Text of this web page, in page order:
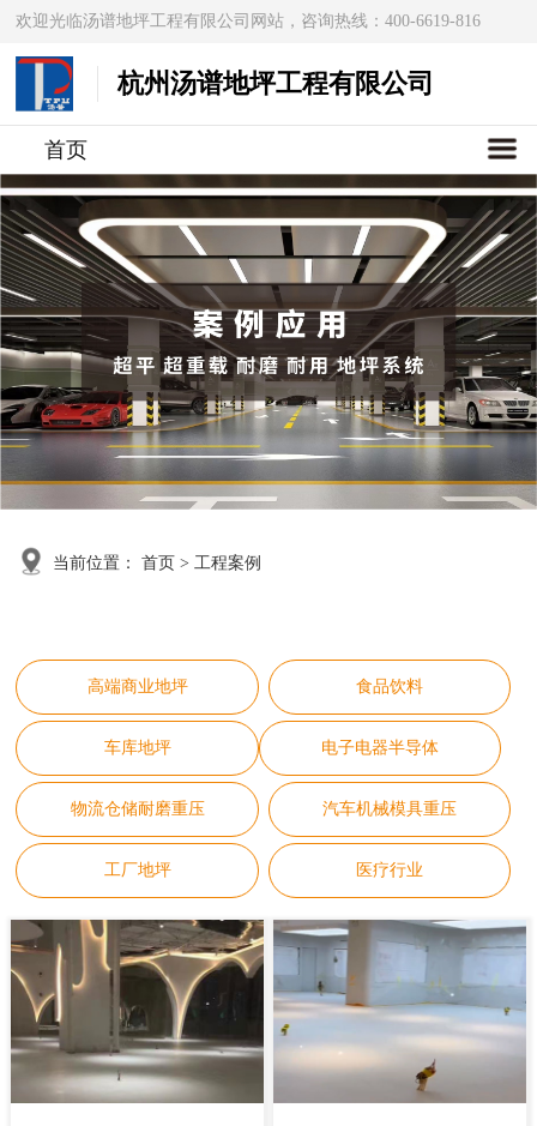
欢迎光临汤谱地坪工程有限公司网站，咨询热线：400-6619-816
杭州汤谱地坪工程有限公司
首页
当前位置：首页 > 工程案例
高端商业地坪 食品饮料
车库地坪 电子电器半导体
物流仓储耐磨重压 汽车机械模具重压
工厂地坪 医疗行业